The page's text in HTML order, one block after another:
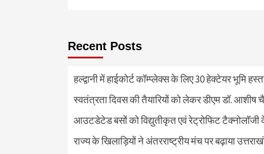
Recent Posts
हल्द्वानी में हाईकोर्ट कॉम्प्लेक्स के लिए 30 हेक्टेयर भूमि
स्वतंत्रता दिवस की तैयारियों को लेकर डीएम डॉ. आशीष
आउटडेटेड बसों को विद्युतीकृत एवं रेट्रोफिट टैक्नोलाॅजी
राज्य के खिलाड़ियों ने अंतरराष्ट्रीय मंच पर बढ़ाया